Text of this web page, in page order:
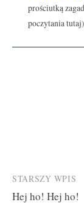
prościutką
poczytania
Post
navigation
STARSZY WPIS
Hej ho! Hej ho!